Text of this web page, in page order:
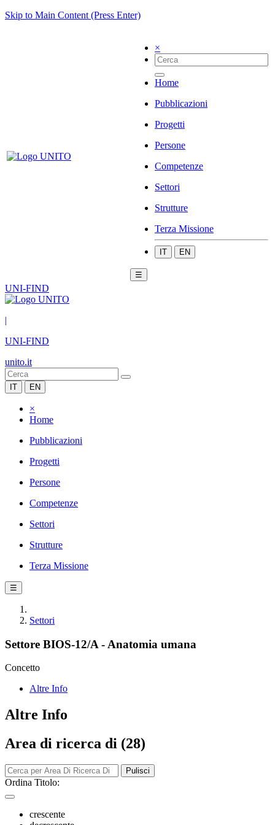
Skip to Main Content (Press Enter)
×
Home
Pubblicazioni
Progetti
Persone
Competenze
Settori
Strutture
Terza Missione
IT EN
☰
UNI-FIND
|
UNI-FIND
unito.it
IT EN
×
Home
Pubblicazioni
Progetti
Persone
Competenze
Settori
Strutture
Terza Missione
☰
Settori
Settore BIOS-12/A - Anatomia umana
Concetto
Altre Info
Altre Info
Area di ricerca di (28)
Pulisci
Ordina Titolo:
crescente